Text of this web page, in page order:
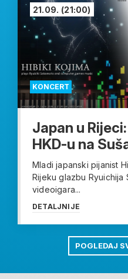
KONCERT
21.09. (21:00)
Japan u
HKD-u na
Mladi japanski pijanist
Rijeku glazbu Ryuichija
videoigara...
DETALJNIJE
POGLEDAJ